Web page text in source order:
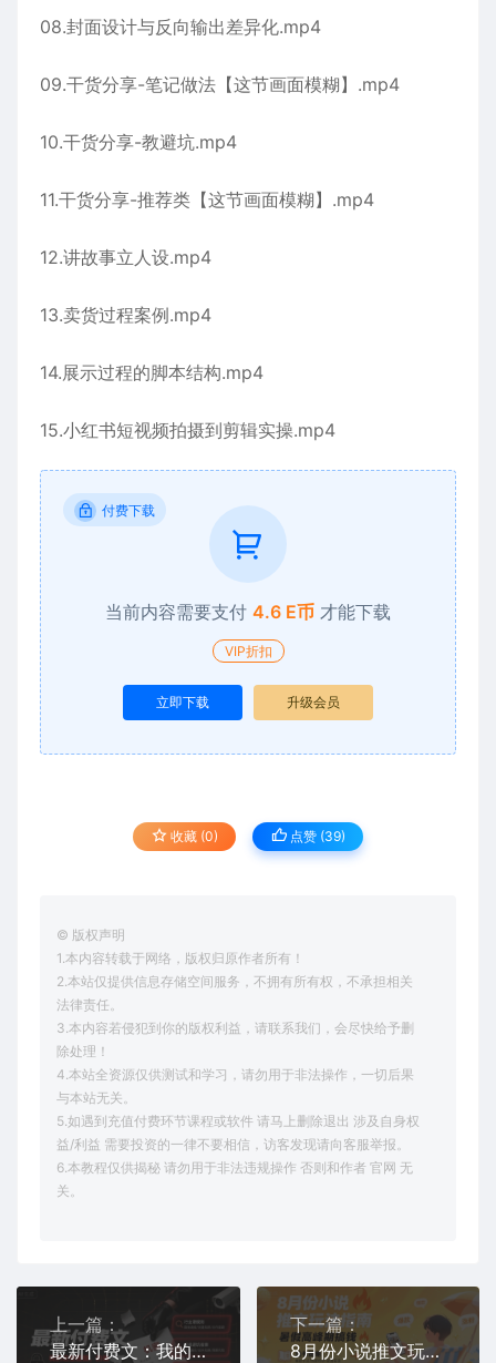
08.封面设计与反向输出差异化.mp4
09.干货分享-笔记做法【这节画面模糊】.mp4
10.干货分享-教避坑.mp4
11.干货分享-推荐类【这节画面模糊】.mp4
12.讲故事立人设.mp4
13.卖货过程案例.mp4
14.展示过程的脚本结构.mp4
15.小红书短视频拍摄到剪辑实操.mp4
付费下载
当前内容需要支付 4.6 E币 才能下载
VIP折扣
立即下载 升级会员
收藏 (0) 点赞 (39)
© 版权声明
1.本内容转载于网络，版权归原作者所有！
2.本站仅提供信息存储空间服务，不拥有所有权，不承担相关
法律责任。
3.本内容若侵犯到你的版权利益，请联系我们，会尽快给予删
除处理！
4.本站全资源仅供测试和学习，请勿用于非法操作，一切后果
与本站无关。
5.如遇到充值付费环节课程或软件 请马上删除退出 涉及自身权
益/利益 需要投资的一律不要相信，访客发现请向客服举报。
6.本教程仅供揭秘 请勿用于非法违规操作 否则和作者 官网 无
关。
上一篇：
最新付费文：我的这些提醒，的确是透露了太多内幕
下一篇：
8月份小说推文玩法指南，暑假高峰期搞钱